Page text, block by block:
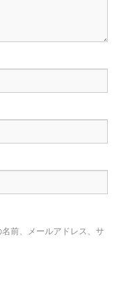
前、メールアドレス、サ